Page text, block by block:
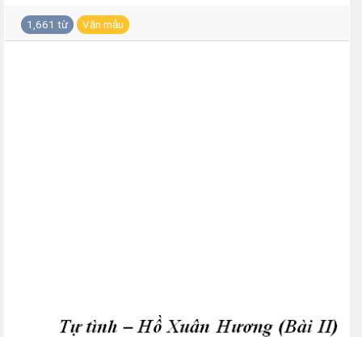
1,661 từ Văn mẫu